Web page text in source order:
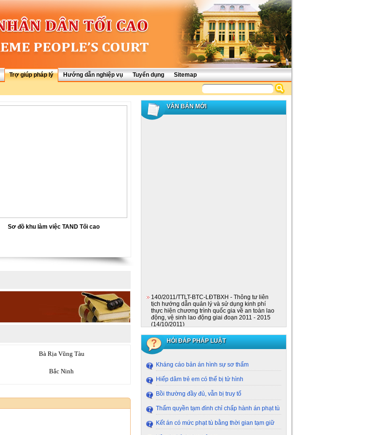
Trợ giúp pháp lý Hướng dẫn nghiệp vụ Tuyển dụng Sitemap
Sơ đồ khu làm việc TAND Tối cao
Bà Rịa Vũng Tàu
Bắc Ninh
VĂN BẢN MỚI
140/2011/TTLT-BTC-LĐTBXH - Thông tư liên
tịch hướng dẫn quản lý và sử dụng kinh phí
thực hiện chương trình quốc gia về an toàn lao
động, vệ sinh lao động giai đoạn 2011 - 2015
(14/10/2011)
249/TB-VPCP - Thông báo ý kiến kết luận của
phó thủ tướng nguyễn thiện nhân tại cuộc họp
hội đồng phát triển bền vững quốc gia
(13/10/2011 )
1780/QĐ-TTg - Quyết định phê duyệt đề án xây
dựng đời sống văn hóa công nhân ở các khu
công nghiệp đến năm 2015, định hướng đến
năm 2020(12/10/2011)
26/2011/TTLT-LĐTBXH-BQP - Thông tư liên tịch
hướng dẫn thực hiện thí điểm quản lý tiền
lương đối với công ty mẹ - tập đoàn viễn thông
quân đội giai đoạn 2011 - 2013 theo nghị định
số 65/2011/NĐ-CP ngày 29 tháng 7 năm 2011
HỎI ĐÁP PHÁP LUẬT
Kháng cáo bản án hình sự sơ thẩm
Hiếp dâm trẻ em có thể bị tử hình
Bồi thường đầy đủ, vẫn bị truy tố
Thẩm quyền tạm đình chỉ chấp hành án phạt tù
Kết án có mức phạt tù bằng thời gian tạm giữ